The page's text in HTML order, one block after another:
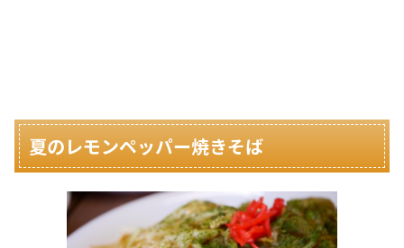
夏のレモンペッパー焼きそば